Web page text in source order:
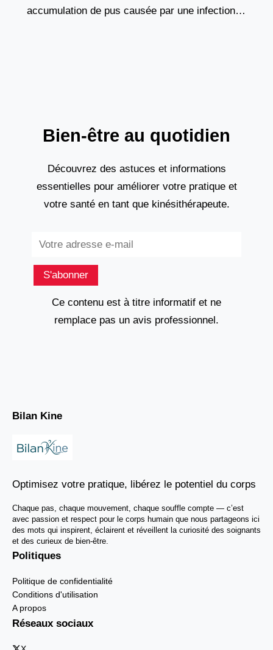
accumulation de pus causée par une infection
Bien-être au quotidien
Découvrez des astuces et informations
essentielles pour améliorer votre pratique et
votre santé en tant que kinésithérapeute.
S'abonner
Ce contenu est à titre informatif et ne
remplace pas un avis professionnel.
Bilan Kine
Optimisez votre pratique, libérez le potentiel du corps
Chaque pas, chaque mouvement, chaque souffle compte — c’est
avec passion et respect pour le corps humain que nous partageons ici
des mots qui inspirent, éclairent et réveillent la curiosité des soignants
et des curieux de bien-être.
Politiques
Politique de confidentialité
Conditions d'utilisation
A propos
Réseaux sociaux